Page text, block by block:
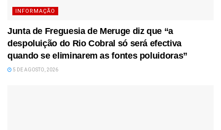
INFORMAÇÃO
Junta de Freguesia de Meruge diz que “a
despoluição do Rio Cobral só será efectiva
quando se eliminarem as fontes poluidoras”
5 DE AGOSTO, 2026